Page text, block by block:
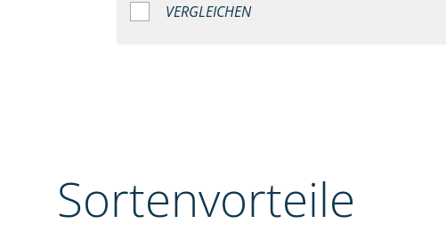
VERGLEICHEN
Sortenvorteile